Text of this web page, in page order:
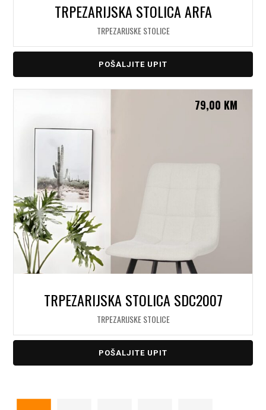
TRPEZARIJSKA STOLICA ARFA
TRPEZARIJSKE STOLICE
POŠALJITE UPIT
TRPEZARIJSKA STOLICA SDC2007
TRPEZARIJSKE STOLICE
79,00 KM
POŠALJITE UPIT